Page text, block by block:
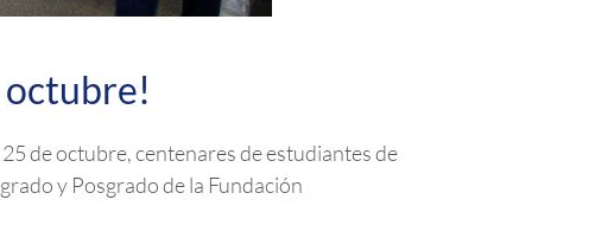
octubre!
de octubre, centenares de estudiantes de
y Posgrado de la Fundación